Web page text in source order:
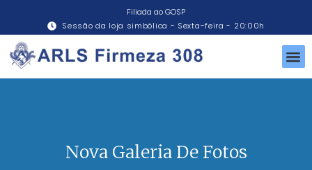
Filiada ao GOSP
Sessão da loja simbólica - Sexta-feira - 20:00h
Nova Galeria De Fotos